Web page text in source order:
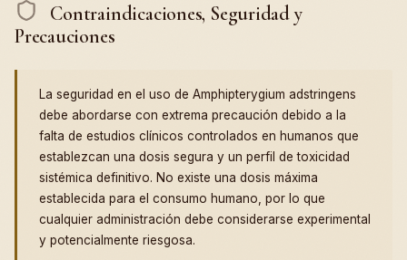
Contraindicaciones, Seguridad y
Precauciones
La seguridad en el uso de Amphipterygium adstringens
debe abordarse con extrema precaución debido a la
falta de estudios clínicos controlados en humanos que
establezcan una dosis segura y un perfil de toxicidad
sistémica definitivo. No existe una dosis máxima
establecida para el consumo humano, por lo que
cualquier administración debe considerarse experimental
y potencialmente riesgosa.